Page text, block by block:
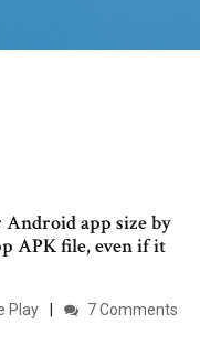
app size by
APK file, even if it
Play 7 Comments